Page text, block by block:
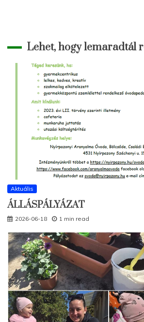
Lehet, hogy lemaradtál
Aktuális
ÁLLÁSPÁLYÁZAT
2026-06-18 1 min read